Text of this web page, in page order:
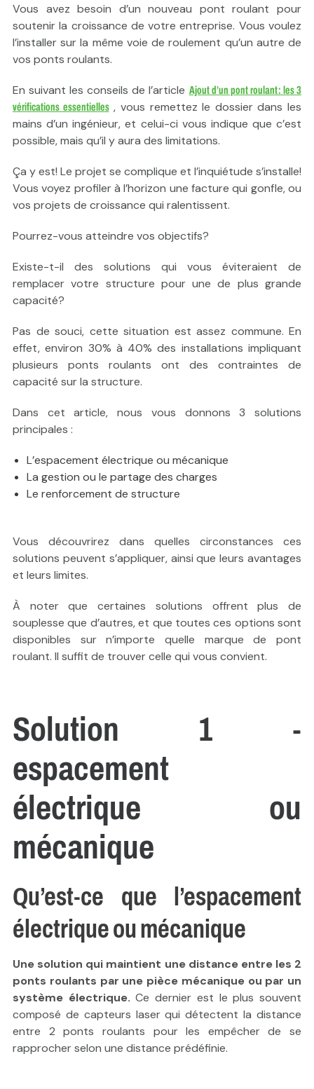
Vous avez besoin d’un nouveau pont roulant pour
soutenir la croissance de votre entreprise. Vous voulez
l’installer sur la même voie de roulement qu’un autre de
vos ponts roulants.
En suivant les conseils de l’article Ajout d’un pont roulant : les 3
vérifications essentielles, vous remettez le dossier dans les
mains d’un ingénieur, et celui-ci vous indique que c’est
possible, mais qu’il y aura des limitations.
Ça y est! Le projet se complique et l’inquiétude s’installe!
Vous voyez profiler à l’horizon une facture qui gonfle, ou
vos projets de croissance qui ralentissent.
Pourrez-vous atteindre vos objectifs?
Existe-t-il des solutions qui vous éviteraient de
remplacer votre structure pour une de plus grande
capacité?
Pas de souci, cette situation est assez commune. En
effet, environ 30% à 40% des installations impliquant
plusieurs ponts roulants ont des contraintes de
capacité sur la structure.
Dans cet article, nous vous donnons 3 solutions
principales :
L’espacement électrique ou mécanique
La gestion ou le partage des charges
Le renforcement de structure
Vous découvrirez dans quelles circonstances ces
solutions peuvent s’appliquer, ainsi que leurs avantages
et leurs limites.
À noter que certaines solutions offrent plus de
souplesse que d’autres, et que toutes ces options sont
disponibles sur n’importe quelle marque de pont
roulant. Il suffit de trouver celle qui vous convient.
Solution 1 -
espacement
électrique ou
mécanique
Qu’est-ce que l’espacement
électrique ou mécanique
Une solution qui maintient une distance entre les 2
ponts roulants par une pièce mécanique ou par un
système électrique. Ce dernier est le plus souvent
composé de capteurs laser qui détectent la distance
entre 2 ponts roulants pour les empêcher de se
rapprocher selon une distance prédéfinie.